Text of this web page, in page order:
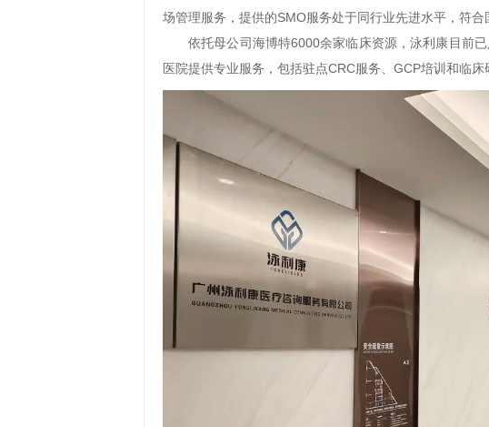
场管理服务，提供的SMO服务处于同行业先进水平，符合
依托母公司海博特6000余家临床资源，泳利康目前
医院提供专业服务，包括驻点CRC服务、GCP培训和临